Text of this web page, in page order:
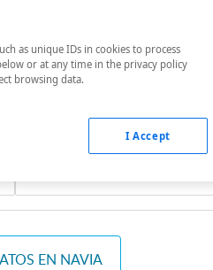
Navia
en Naviaa los mejores
al mejor precio.
EN NAVIA
as unique IDs in cookies to process
or at any time in the privacy policy
browsing data.
I Accept